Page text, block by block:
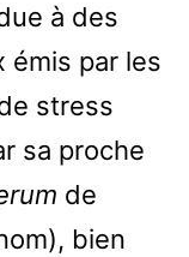
à des
émis par les
stress
sa proche
de
bien